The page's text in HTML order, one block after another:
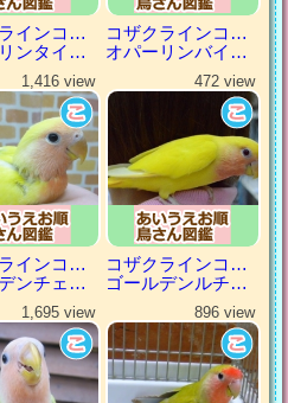
コザクラインコ（小桜インコ）
オパーリンタイガー
コザクラインコ（小桜インコ）
オパーリンバイオレット
1,416 view
コザクラインコ（小桜インコ）
ゴールデンチェリー
472 view
コザクラインコ（小桜インコ）
ゴールデンルチノー
1,695 view 896 view